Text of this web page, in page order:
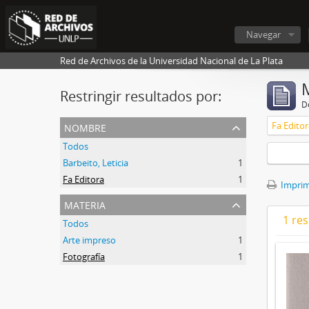
Navegar
Red de Archivos de la Universidad Nacional de La Plata
Restringir resultados por:
nombre
Todos
Barbeito, Leticia
1
Fa Editora
1
materia
Todos
Arte impreso
1
Fotografía
1
Fa
1